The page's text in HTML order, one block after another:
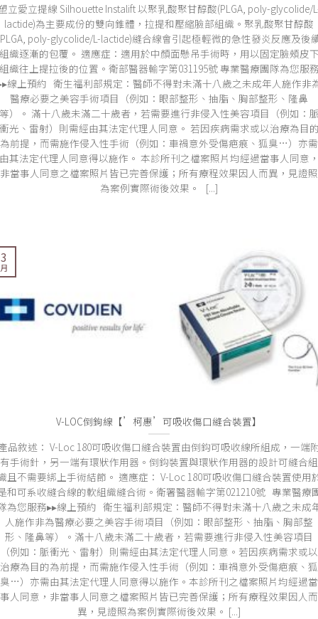
立愛立提線 Silhouette Instalift 以聚乳酸聚甘醇酸(PLGA, poly-glycolide/
lactide)為主要成份的雙向錐體，拉提和壓縮臉部組織。聚乳酸聚甘醇酸
poly-glycolide/L-lactide)縫合線會引起極輕微的急性發炎反應及後
織逐漸的包覆。 適應症：適用於中顏面懸吊手術時，用以固定臉頰皮
織往上提拉後的位置。衛部醫器輸字第031195號 專業醫療團隊為您服
線上預約 衛生福利部規定：醫師不得對未滿十八歲之未成年人施作非
醫療必要之美容手術項目（例如：眼部整形、抽脂、胸部整形、隆鼻
）。 滿十八歲未滿二十歲者，若需要進行非侵入性美容項目（例如：
光、雷射）則需經由其法定代理人同意。 若因疾病需求或以治療為目
為前提，而需施作侵入性手術（例如：車禍意外受傷疤痕、狐臭…）亦需
其法定代理人同意得以施作。 本診所刊之檔案照片均經過當事人同意
非當事人同意之檔案照片皆已完善保護；所有療程效果因人而異，見證照
為案例實際術後效果。 [...]
V-LOC倒鉤線【’柯惠’可吸收傷口縫合裝置】
品敘述： V-Loc 180可吸收傷口縫合裝置由倒鈎可吸收線所組成，一端
有手術針，另一端有環狀作用器。倒鈎裝置與環狀作用器的設計可縫合組
且不需要綁上手術結節。 適應症： V-Loc 180可吸收傷口縫合裝置使用
和可系收縫合線的軟組織縫合術。衛署醫器輸字第021210號 專業醫療
為您服務▸▸線上預約 衛生福利部規定：醫師不得對未滿十八歲之未成
人施作非為醫療必要之美容手術項目（例如：眼部整形、抽脂、胸部整
形、隆鼻等）。滿十八歲未滿二十歲者，若需要進行非侵入性美容項目
（例如：脈衝光、雷射）則需經由其法定代理人同意。若因疾病需求或以
治療為目的為前提，而需施作侵入性手術（例如：車禍意外受傷疤痕、狐
臭…）亦需由其法定代理人同意得以施作。本診所刊之檔案照片均經過當
事人同意，非當事人同意之檔案照片皆已完善保護；所有療程效果因人而
異，見證照為案例實際術後效果。 [...]